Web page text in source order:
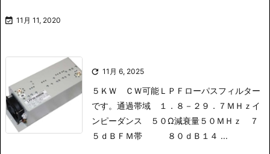
 11月 11, 2020
 11月 6, 2025
５ＫＷ ＣＷ可能ＬＰＦローパスフィルター
です。 通過帯域 １．８－２９．７ＭＨｚ イ
ンピーダンス ５０Ω減衰量５０ＭＨｚ ７
５ｄＢ ＦＭ帯 ８０ｄＢ １４ ...